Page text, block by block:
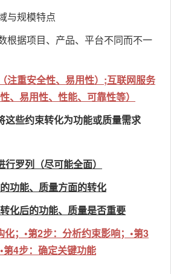
规模特点
据项目、产品、平台不同而不一
重安全性、易用性）;互联网服务
、易用性、性能、可靠性等）
这些约束转化为功能或质量需求
罗列（尽可能全面）
功能、质量方面的转化
化后的功能、质量是否重要
化；•第2步：分析约束影响；•第3
第4步：确定关键功能